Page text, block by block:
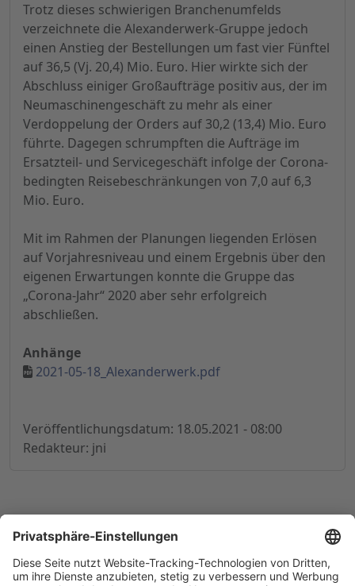
Trotz dieses schwierigen Branchenumfelds
verzeichnete die Alexanderwerk-Gruppe jedoch
einen Anstieg der Bestellungen um fast vier Fünftel
auf 36,5 (Vj. 20,4) Mio. Euro. Hier wirkte sich der
Abschluss einiger Großaufträge positiv aus, der im
Neumaschinengeschäft zu mehr als einer
Verdoppelung der Orders auf 30,2 (13,4) Mio. Euro
führte. Dagegen schrumpften die Aufträge im
Ersatzteil- und Servicegeschäft infolge der Corona-
bedingten Reisebeschränkungen von 7,0 auf 6,3
Mio. Euro.
Mit im Rahmen der Planungen liegenden Erlösen
auf Vorjahresniveau und einem Ergebnis über den
eigenen Erwartungen konnte die Gruppe das
„Corona-Jahr“ 2020 aber sehr erfolgreich
abschließen.
Anhänge
2021-05-18_Alexanderwerk.pdf
Veröffentlichungsdatum: 18.05.2021 - 08:00
Redakteur: jni
© 1998-2026by GSC Research GmbH
Datenschutz